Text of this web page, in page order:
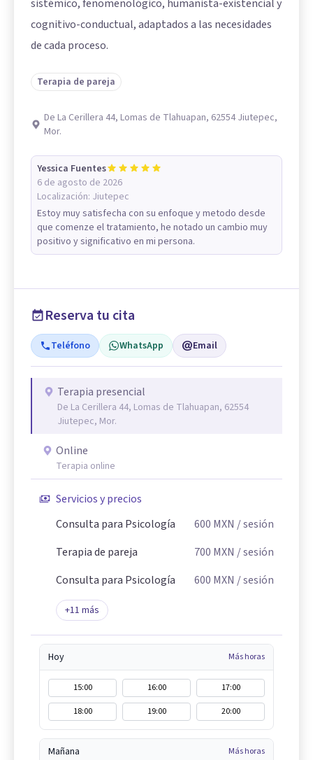
sistémico, fenomenológico, humanista-existencial y
cognitivo-conductual, adaptados a las necesidades
de cada proceso.
Terapia de pareja
De La Cerillera 44, Lomas de Tlahuapan, 62554 Jiutepec,
Mor.
Yessica Fuentes
6 de agosto de 2026
Localización: Jiutepec
Estoy muy satisfecha con su enfoque y metodo desde
que comenze el tratamiento, he notado un cambio muy
positivo y significativo en mi persona.
Reserva tu cita
Teléfono WhatsApp Email
Terapia presencial
De La Cerillera 44, Lomas de Tlahuapan, 62554
Jiutepec, Mor.
Online
Terapia online
Servicios y precios
Consulta para Psicología
600 MXN / sesión
Terapia de pareja
700 MXN / sesión
Consulta para Psicología
600 MXN / sesión
+11 más
Hoy Más horas
15:00 16:00
17:00
18:00
19:00 20:00
Mañana Más horas